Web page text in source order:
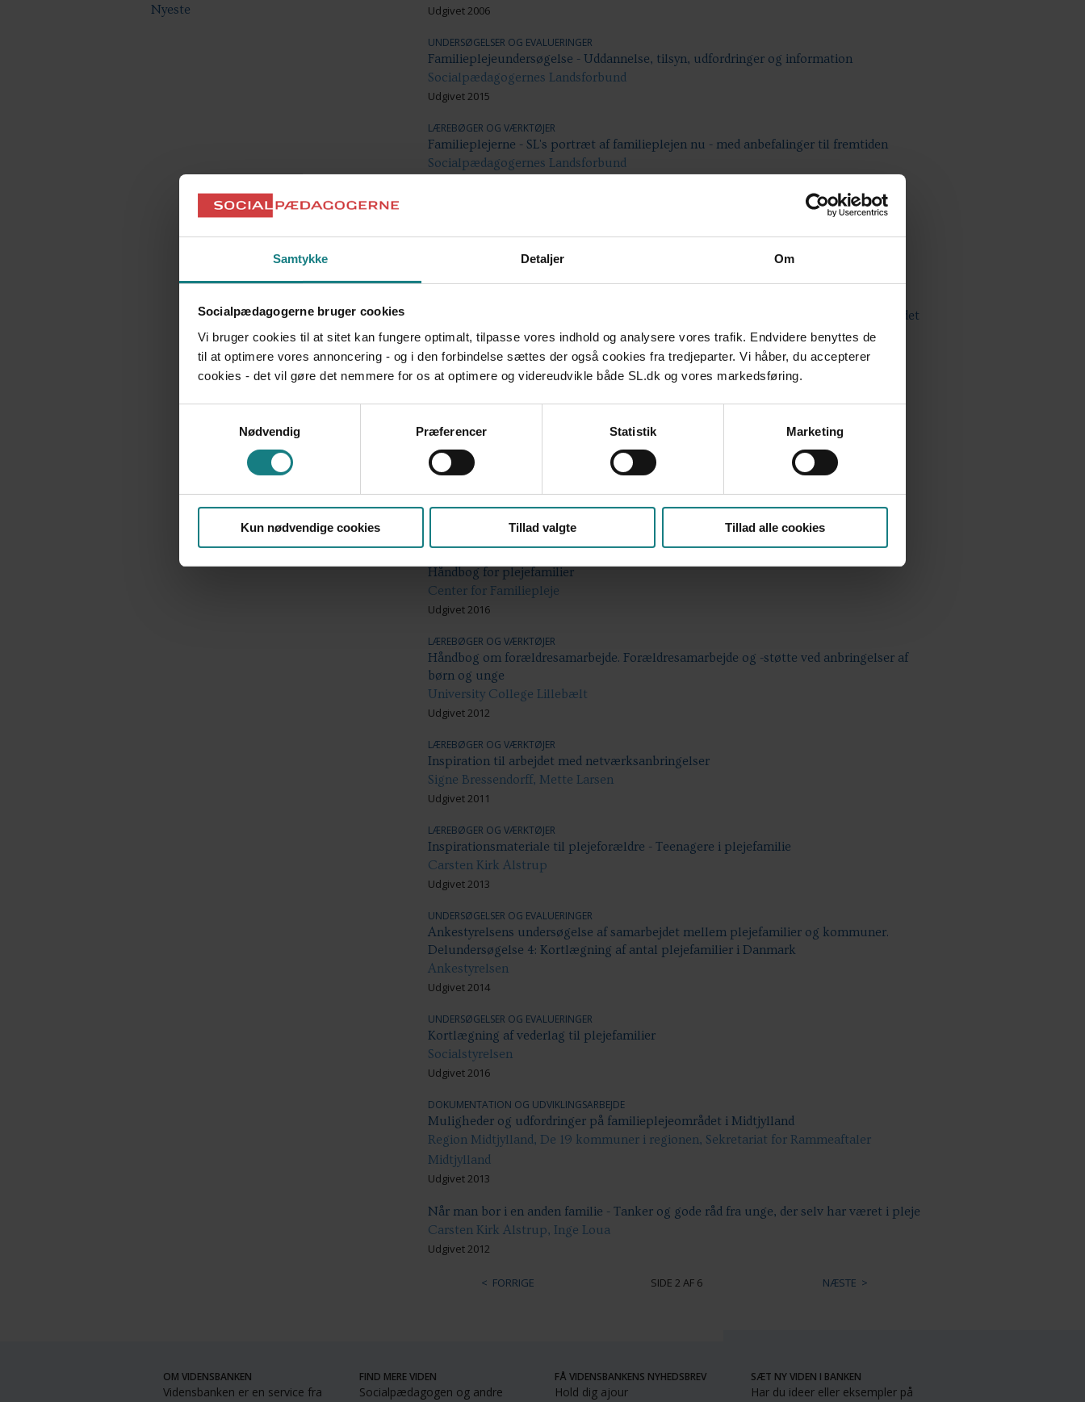
Samtykke Detaljer Om
Socialpædagogerne bruger cookies
Vi bruger cookies til at sitet kan fungere optimalt, tilpasse vores indhold og analysere vores trafik. Endvidere benyttes de
til at optimere vores annoncering - og i den forbindelse sættes der også cookies fra tredjeparter. Vi håber, du accepterer
cookies - det vil gøre det nemmere for os at optimere og videreudvikle både SL.dk og vores markedsføring.
Nødvendig
Præferencer Statistik Marketing
Kun nødvendige cookies Tillad valgte Tillad alle cookies
Nyeste
Udgivet 2006
UNDERSØGELSER OG EVALUERINGER
Familieplejeundersøgelse - Uddannelse, tilsyn, udfordringer og information
Socialpædagogernes Landsforbund
Udgivet 2015
LÆREBØGER OG VÆRKTØJER
Familieplejerne - SL's portræt af familieplejen nu - med anbefalinger til fremtiden
Socialpædagogernes Landsforbund
Familieplejernes samarbejde med kommunerne - Undersøgelse af Familieplejeområdet
Socialpædagogernes Landsforbund
Udgivet 2013
UNDERSØGELSER OG EVALUERINGER
Familieplejeundersøgelsen – resultater vedrørende supervision og uddannelse
Udgivet 2011
UNDERSØGELSER OG EVALUERINGER
Socialpædagogernes Landsforbund
Håndbog for plejefamilier
Center for Familiepleje
Udgivet 2016
LÆREBØGER OG VÆRKTØJER
Håndbog om forældresamarbejde. Forældresamarbejde og -støtte ved anbringelser af
børn og unge
University College Lillebælt
Udgivet 2012
LÆREBØGER OG VÆRKTØJER
Inspiration til arbejdet med netværksanbringelser
Signe Bressendorff, Mette Larsen
Udgivet 2011
LÆREBØGER OG VÆRKTØJER
Inspirationsmateriale til plejeforældre - Teenagere i plejefamilie
Carsten Kirk Alstrup
Udgivet 2013
UNDERSØGELSER OG EVALUERINGER
Ankestyrelsens undersøgelse af samarbejdet mellem plejefamilier og kommuner.
Delundersøgelse 4: Kortlægning af antal plejefamilier i Danmark
Ankestyrelsen
Udgivet 2014
UNDERSØGELSER OG EVALUERINGER
Kortlægning af vederlag til plejefamilier
Socialstyrelsen
Udgivet 2016
DOKUMENTATION OG UDVIKLINGSARBEJDE
Muligheder og udfordringer på familieplejeområdet i Midtjylland
Region Midtjylland, De 19 kommuner i regionen, Sekretariat for Rammeaftaler
Midtjylland
Udgivet 2013
Når man bor i en anden familie - Tanker og gode råd fra unge, der selv har været i pleje
Carsten Kirk Alstrup, Inge Loua
Udgivet 2012
FORRIGE SIDE 2 AF 6 NÆSTE
OM VIDENSBANKEN
Vidensbanken er en service fra
FIND MERE VIDEN
Socialpædagogen og andre
FÅ VIDENSBANKENS NYHEDSBREV
Hold dig ajour
SÆT NY VIDEN I BANKEN
Har du ideer eller eksempler på